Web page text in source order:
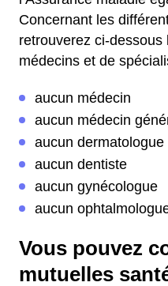
Concernant les
retrouverez ci-
médecins et de
aucun médecin
aucun médecin
aucun dermatologue
aucun dentiste
aucun gynécologue
aucun
Vous pouvez
mutuelles